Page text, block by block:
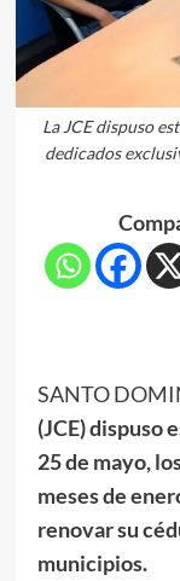
La JCE dispuso
dedicados
SANTO
(JCE) dispuso
25 de mayo,
meses de
renovar su
municipios.